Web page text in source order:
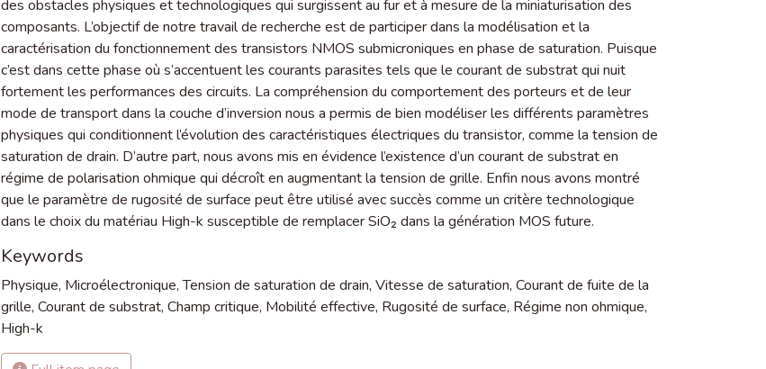
des obstacles physiques et technologiques qui surgissent au fur et à mesure de la miniaturisation des
composants. L’objectif de notre travail de recherche est de participer dans la modélisation et la
caractérisation du fonctionnement des transistors NMOS submicroniques en phase de saturation. Puisque
c’est dans cette phase où s’accentuent les courants parasites tels que le courant de substrat qui nuit
fortement les performances des circuits. La compréhension du comportement des porteurs et de leur
mode de transport dans la couche d’inversion nous a permis de bien modéliser les différents paramètres
physiques qui conditionnent l’évolution des caractéristiques électriques du transistor, comme la tension de
saturation de drain. D’autre part, nous avons mis en évidence l’existence d’un courant de substrat en
régime de polarisation ohmique qui décroît en augmentant la tension de grille. Enfin nous avons montré
que le paramètre de rugosité de surface peut être utilisé avec succès comme un critère technologique
dans le choix du matériau High-k susceptible de remplacer SiO₂ dans la génération MOS future.
Keywords
Physique, Microélectronique,Tension de saturation de drain, Vitesse de saturation, Courant de fuite de la
grille, Courant de substrat, Champ critique, Mobilité effective, Rugosité de surface, Régime non ohmique,
High-k